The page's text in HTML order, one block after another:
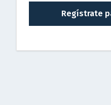
Regístrate